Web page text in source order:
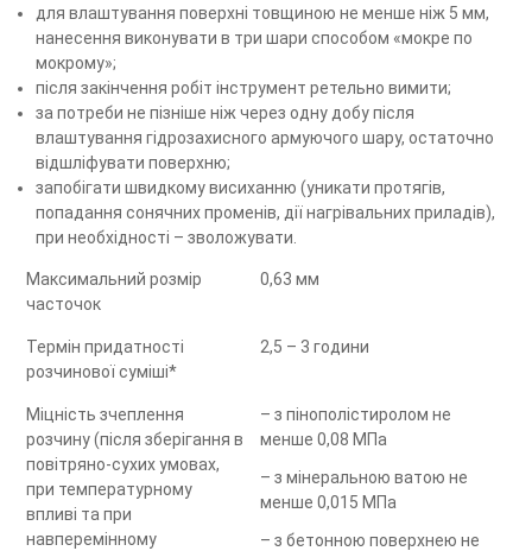
для влаштування поверхні товщиною не менше ніж 5 мм,
нанесення виконувати в три шари способом «мокре по
мокрому»;
після закінчення робіт інструмент ретельно вимити;
за потреби не пізніше ніж через одну добу після
влаштування гідрозахисного армуючого шару, остаточно
відшліфувати поверхню;
запобігати швидкому висиханню (уникати протягів,
попадання сонячних променів, дії нагрівальних приладів),
при необхідності – зволожувати.
Максимальний розмір
часточок
0,63 мм
Термін придатності
розчинової суміші*
2,5 – 3 години
Міцність зчеплення
розчину (після зберігання в
повітряно-сухих умовах,
при температурному
впливі та при
навперемінному
– з пінополістиролом не
менше 0,08 МПа
– з мінеральною ватою не
менше 0,015 МПа
– з бетонною поверхнею не